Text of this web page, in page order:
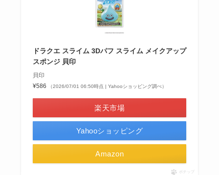
ドラクエ スライム 3Dパフ スライム メイクアップ
スポンジ 貝印
貝印
¥586
（2026/07/01 06:50時点 | Yahooショッピング調べ）
楽天市場
Yahooショッピング
Amazon
ポチップ